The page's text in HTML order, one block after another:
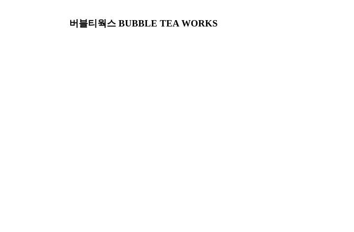
버블티웍스 BUBBLE TEA WORKS